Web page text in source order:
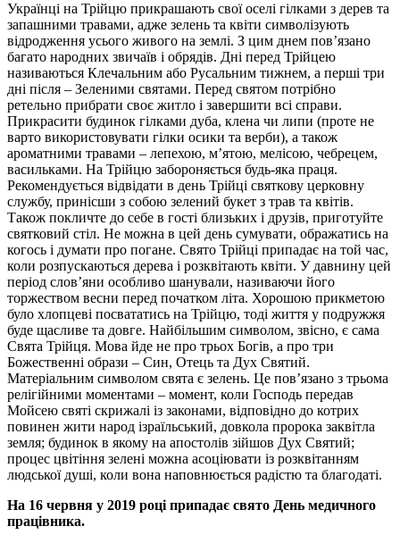
Українці на Трійцю прикрашають свої оселі гілками з дерев та
запашними травами, адже зелень та квіти символізують
відродження усього живого на землі. З цим днем пов’язано
багато народних звичаїв і обрядів. Дні перед Трійцею
називаються Клечальним або Русальним тижнем, а перші три
дні після – Зеленими святами. Перед святом потрібно
ретельно прибрати своє житло і завершити всі справи.
Прикрасити будинок гілками дуба, клена чи липи (проте не
варто використовувати гілки осики та верби), а також
ароматними травами – лепехою, м’ятою, мелісою, чебрецем,
васильками. На Трійцю забороняється будь-яка праця.
Рекомендується відвідати в день Трійці святкову церковну
службу, принісши з собою зелений букет з трав та квітів.
Також покличте до себе в гості близьких і друзів, приготуйте
святковий стіл. Не можна в цей день сумувати, ображатись на
когось і думати про погане. Свято Трійці припадає на той час,
коли розпускаються дерева і розквітають квіти. У давнину цей
період слов’яни особливо шанували, називаючи його
торжеством весни перед початком літа. Хорошою прикметою
було хлопцеві посвататись на Трійцю, тоді життя у подружжя
буде щасливе та довге. Найбільшим символом, звісно, є сама
Свята Трійця. Мова йде не про трьох Богів, а про три
Божественні образи – Син, Отець та Дух Святий.
Матеріальним символом свята є зелень. Це пов’язано з трьома
релігійними моментами – момент, коли Господь передав
Мойсею святі скрижалі із законами, відповідно до котрих
повинен жити народ ізраїльський, довкола пророка заквітла
земля; будинок в якому на апостолів зійшов Дух Святий;
процес цвітіння зелені можна асоціювати із розквітанням
людської душі, коли вона наповнюється радістю та благодаті.
На 16 червня у 2019 році припадає свято День медичного
працівника.